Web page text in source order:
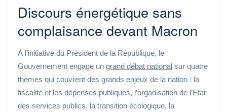
Discours énergétique sans
complaisance devant Macron
À l’initiative du Président de la République, le
Gouvernement engage un grand débat national sur quatre
thèmes qui couvrent des grands enjeux de la nation : la
fiscalité et les dépenses publiques, l’organisation de l’Etat
des services publics, la transition écologique, la